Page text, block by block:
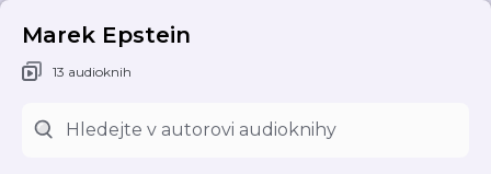
Marek Epstein
13 audioknih